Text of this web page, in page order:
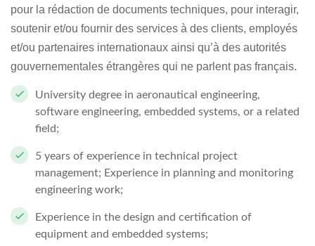
pour la rédaction de documents techniques, pour interagir,
soutenir et/ou fournir des services à des clients, employés
et/ou partenaires internationaux ainsi qu’à des autorités
gouvernementales étrangères qui ne parlent pas français.
University degree in aeronautical engineering,
software engineering, embedded systems, or a related
field;
5 years of experience in technical project
management; Experience in planning and monitoring
engineering work;
Experience in the design and certification of
equipment and embedded systems;